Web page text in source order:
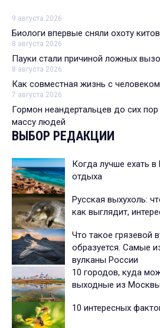
9 августа 2026
Биологи впервые сняли охоту
8 августа 2026
Пауки стали причиной ложных
8 августа 2026
Как совместная жизнь с
7 августа 2026
Гормон неандертальцев до сих
массу людей
ВЫБОР РЕДАКЦИИ
Когда лучше ехать в
отдыха
Русская выхухоль:
как выглядит,
Что такое грязевой
образуется. Самые
вулканы России
10 городов, куда
выходные из
10 интересных